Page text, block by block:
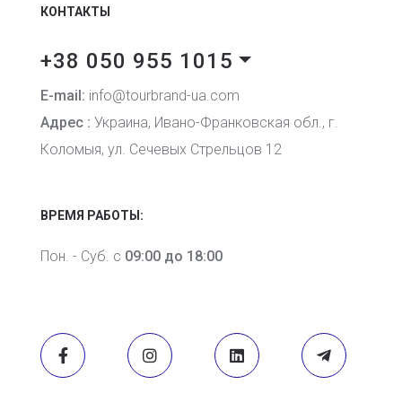
КОНТАКТЫ
+38 050 955 1015
E-mail: info@tourbrand-ua.com
Адрес : Украина, Ивано-Франковская обл., г.
Коломыя, ул. Сечевых Стрельцов 12
ВРЕМЯ РАБОТЫ:
Пон. - Суб. с 09:00 до 18:00